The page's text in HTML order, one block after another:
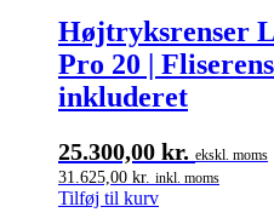
Højtryksrenser
Pro 20 |
inkluderet
25.300,00 kr. ekskl. moms
31.625,00 kr. inkl. moms
Tilføj til kurv